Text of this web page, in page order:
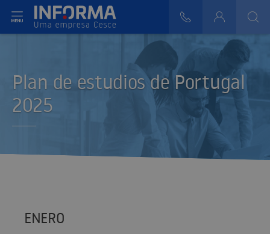
808 29 30 29
Login
Plan de estudios de Portugal
2025
ENERO